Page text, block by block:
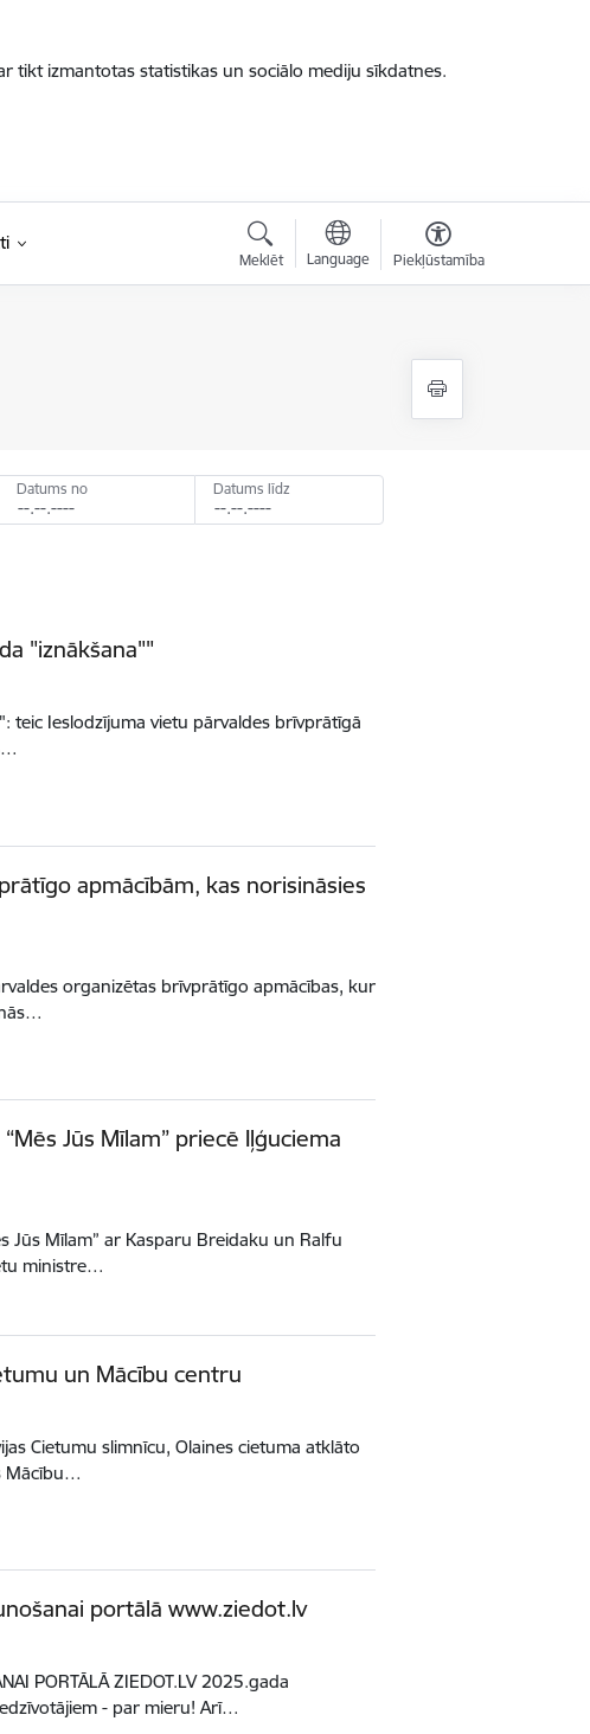
tikt izmantotas statistikas un sociālo mediju sīkdatnes.
Meklēt Language Piekļūstamība
Datums no Datums līdz
"iznākšana""
teic Ieslodzījuma vietu pārvaldes brīvprātīgā
apmācībām, kas norisināsies
organizētas brīvprātīgo apmācības, kur
Jūs Mīlam” priecē Iļģuciema
Jūs Mīlam” ar Kasparu Breidaku un Ralfu
ministre…
un Mācību centru
Cietumu slimnīcu, Olaines cietuma atklāto
Mācību…
portālā www.ziedot.lv
PORTĀLĀ ZIEDOT.LV 2025.gada
- par mieru! Arī…